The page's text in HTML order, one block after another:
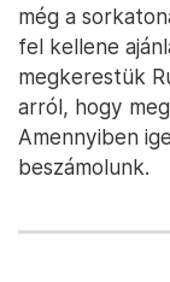
még a
fel kellene
megkerestük
arról, hogy
Amennyiben
beszámolunk.